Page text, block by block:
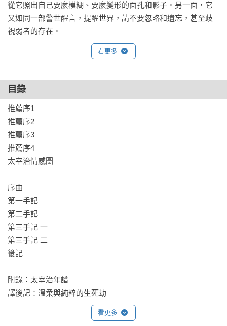
從它照出自己要麼模糊、要麼變形的面孔和影子。另一面，它
又如同一部警世醒言，提醒世界，請不要忽略和遺忘，甚至歧
視弱者的存在。
看更多
目錄
推薦序1
推薦序2
推薦序3
推薦序4
太宰治情感圖
序曲
第一手記
第二手記
第三手記 一
第三手記 二
後記
附錄：太宰治年譜
譯後記：溫柔與純粹的生死劫
看更多